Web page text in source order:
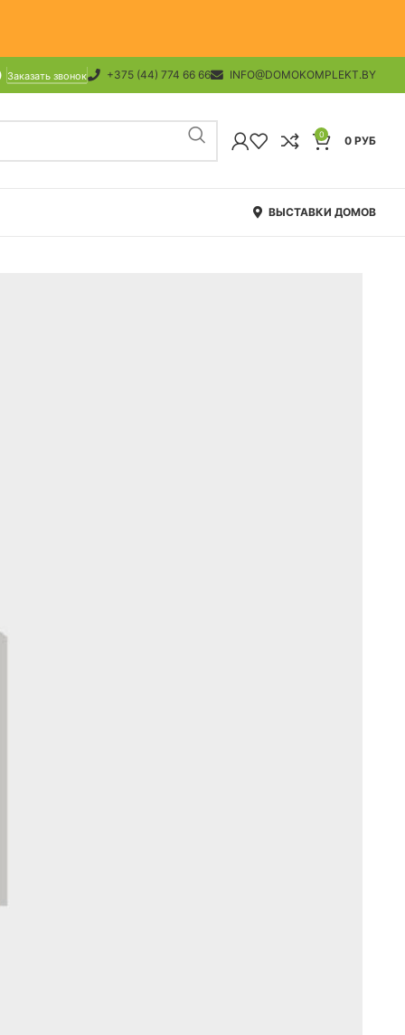
Заказать звонок +375 (44) 774 66 66 INFO@DOMOKOMPLEKT.BY
0 0 РУБ
ВЫСТАВКИ ДОМОВ